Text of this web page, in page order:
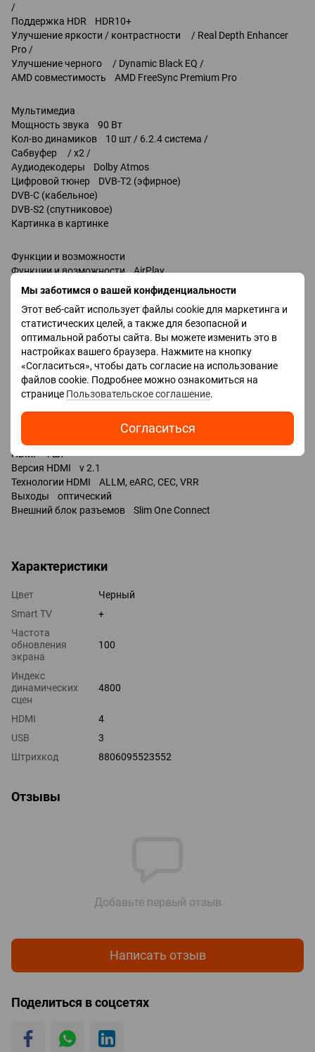
Мы заботимся о вашей конфиденциальности
Этот веб-сайт использует файлы cookie для маркетинга и
статистических целей, а также для безопасной и
оптимальной работы сайта. Вы можете изменить это в
настройках вашего браузера. Нажмите на кнопку
«Согласиться», чтобы дать согласие на использование
файлов cookie. Подробнее можно ознакомиться на
странице Пользовательское соглашение.
Согласиться
/
Поддержка HDR HDR10+
Улучшение яркости / контрастности / Real Depth Enhancer
Pro /
Улучшение черного / Dynamic Black EQ /
AMD совместимость AMD FreeSync Premium Pro
Мультимедиа
Мощность звука 90 Вт
Кол-во динамиков 10 шт / 6.2.4 система /
Сабвуфер / x2 /
Аудиодекодеры Dolby Atmos
Цифровой тюнер DVB-T2 (эфирное)
DVB-C (кабельное)
DVB-S2 (спутниковое)
Картинка в картинке
Функции и возможности
Функции и возможности AirPlay
Wi-Fi 6E (802.11ax)
Miracast
Bluetooth v 5.3
поддержка DLNA
управление голосом
Amazon Alexa
Google Assistant
Bixby
Разъемы
Входы USB 3 шт / 2x USB-A, 1x USB-C /
LAN
HDMI 4 шт
Версия HDMI v 2.1
Технологии HDMI ALLM, eARC, CEC, VRR
Выходы оптический
Внешний блок разъемов Slim One Connect
Характеристики
Цвет
Черный
Smart TV
+
Частота
обновления
экрана
100
Индекс
динамических
сцен
4800
HDMI
4
USB
3
Штрихкод
8806095523552
Отзывы
Добавьте первый отзыв
Написать отзыв
Поделиться в соцсетях